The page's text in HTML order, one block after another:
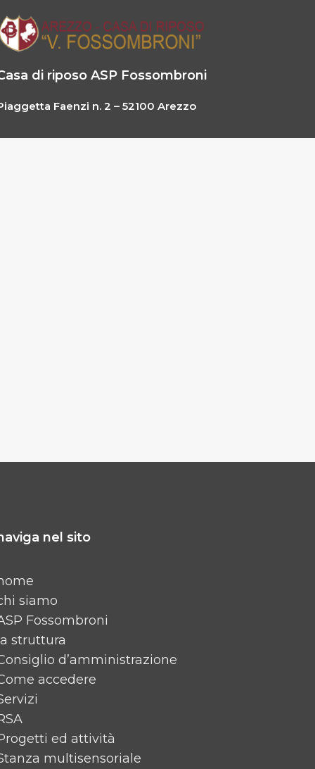
di riposo ASP Fossombroni
Faenzi n. 2 – 52100 Arezzo
nel sito
siamo
Fossombroni
struttura
d’amministrazione
accedere
ed attività
multisensoriale